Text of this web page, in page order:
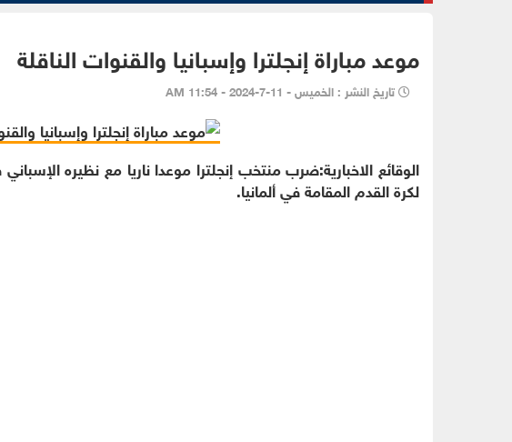
موعد مباراة إنجلترا وإسبانيا والقنوات الناقلة
تاريخ النشر : الخميس - 11-7-2024 - 11:54 AM
الوقائع الاخبارية:ضرب منتخب إنجلترا موعدا ناريا مع نظيره
لكرة القدم المقامة في ألمانيا.